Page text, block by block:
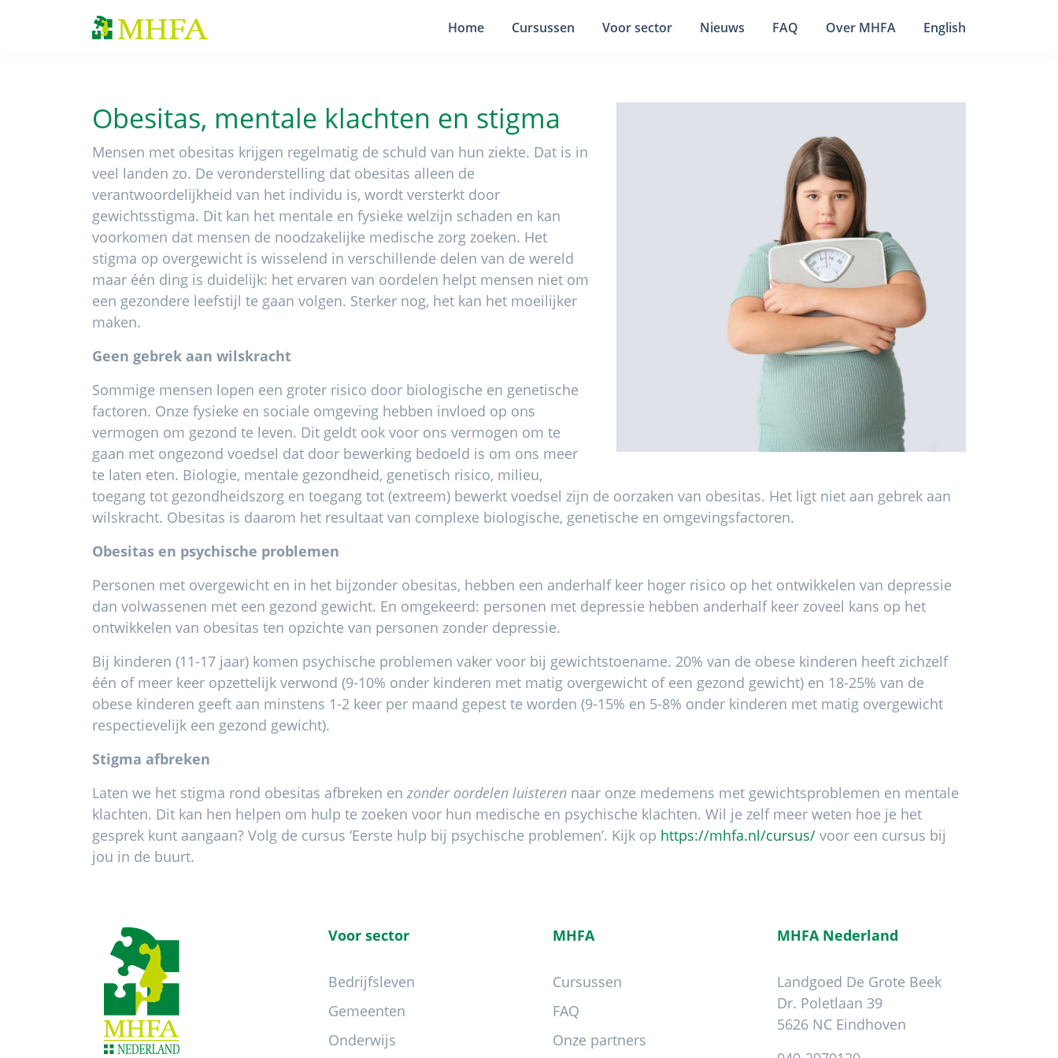
Home Cursussen Voor sector Nieuws FAQ Over MHFA English
Obesitas, mentale klachten en stigma
Mensen met obesitas krijgen regelmatig de schuld van hun ziekte. Dat is in
veel landen zo. De veronderstelling dat obesitas alleen de
verantwoordelijkheid van het individu is, wordt versterkt door
gewichtsstigma. Dit kan het mentale en fysieke welzijn schaden en kan
voorkomen dat mensen de noodzakelijke medische zorg zoeken. Het
stigma op overgewicht is wisselend in verschillende delen van de wereld
maar één ding is duidelijk: het ervaren van oordelen helpt mensen niet om
een gezondere leefstijl te gaan volgen. Sterker nog, het kan het moeilijker
maken.
Geen gebrek aan wilskracht
Sommige mensen lopen een groter risico door biologische en genetische
factoren. Onze fysieke en sociale omgeving hebben invloed op ons
vermogen om gezond te leven. Dit geldt ook voor ons vermogen om te
gaan met ongezond voedsel dat door bewerking bedoeld is om ons meer
te laten eten. Biologie, mentale gezondheid, genetisch risico, milieu,
toegang tot gezondheidszorg en toegang tot (extreem) bewerkt voedsel zijn de oorzaken van obesitas. Het ligt niet aan gebrek aan
wilskracht. Obesitas is daarom het resultaat van complexe biologische, genetische en omgevingsfactoren.
Obesitas en psychische problemen
Personen met overgewicht en in het bijzonder obesitas, hebben een anderhalf keer hoger risico op het ontwikkelen van depressie
dan volwassenen met een gezond gewicht. En omgekeerd: personen met depressie hebben anderhalf keer zoveel kans op het
ontwikkelen van obesitas ten opzichte van personen zonder depressie.
Bij kinderen (11-17 jaar) komen psychische problemen vaker voor bij gewichtstoename. 20% van de obese kinderen heeft zichzelf
één of meer keer opzettelijk verwond (9-10% onder kinderen met matig overgewicht of een gezond gewicht) en 18-25% van de
obese kinderen geeft aan minstens 1-2 keer per maand gepest te worden (9-15% en 5-8% onder kinderen met matig overgewicht
respectievelijk een gezond gewicht).
Stigma afbreken
Laten we het stigma rond obesitas afbreken en zonder oordelen luisteren naar onze medemens met gewichtsproblemen en mentale
klachten. Dit kan hen helpen om hulp te zoeken voor hun medische en psychische klachten. Wil je zelf meer weten hoe je het
gesprek kunt aangaan? Volg de cursus ‘Eerste hulp bij psychische problemen’. Kijk op https://mhfa.nl/cursus/ voor een cursus bij
jou in de buurt.
Voor sector
Bedrijfsleven
Gemeenten
Onderwijs
MHFA
Cursussen
FAQ
Onze partners
MHFA Nederland
Landgoed De Grote Beek
Dr. Poletlaan 39
5626 NC Eindhoven